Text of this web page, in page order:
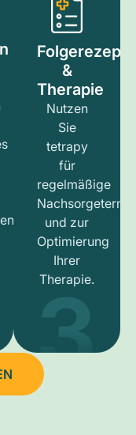
Folgerezept
&
Therapie
Nutzen
Sie
tetrapy
für
regelmäßige
und zur
Optimierung
Ihrer
Therapie.
3